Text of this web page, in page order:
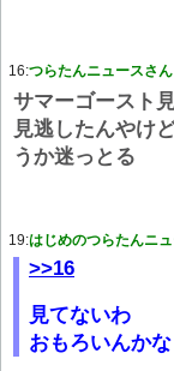
16:つらたんニュースさん
サマーゴースト
見逃したんやけ
うか迷っとる
19:はじめのつらたんニ
>>16
見てないわ
おもろいんかな